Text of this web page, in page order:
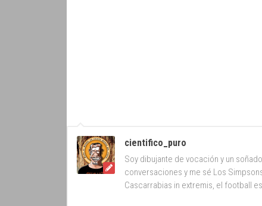
cientifico_puro
Soy dibujante de vocación y un
conversaciones y me sé Los
Cascarrabias in extremis, el football